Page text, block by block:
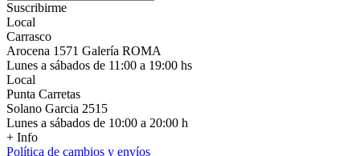
Suscribirme
Local
Carrasco
Arocena 1571 Galería ROMA
Lunes a sábados de 11:00 a 19:00 hs
Local
Punta Carretas
Solano Garcia 2515
Lunes a sábados de 10:00 a 20:00 h
+ Info
Política de cambios y envíos